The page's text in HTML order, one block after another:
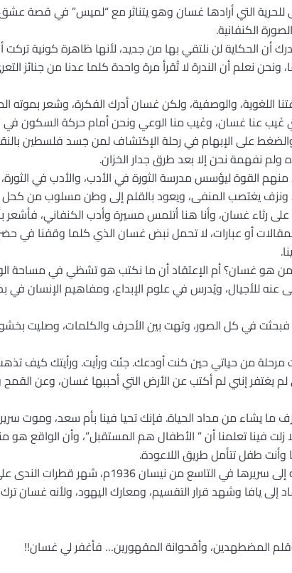
للحرية التي أرادها غسان وهو يتناثر مع “لميس” في قصة
الكنفانية.
أن الحكاية لن نلتقي بها من جديد، لأنها ظاهرة كونية
ونحن نعلم أن الندرة لا تُقرأ مرة واحدة كلما عدنا من جنائز
اللغوية، والوصفية، ولكن غسان أدرك الفكرة، وشعر بموته
غَيب عنا غسان، وغَيب منا الوعي ونحن أمام حركة السكون
والضغط على الإبهام في رحلة الإكتشاف لمن جَسد فلسطين
نفهمة نحن إلا بعد طرق جدار الخزان.
القوة ليؤسس مدرسة الثورة في الأدب، والأدب في
يغتصب المنفى، ويعود بالقلم إلى وطن مسلوب من كحل
رثاء غسان، وأنا هنا أتلمس مسيرة وأدب الكنفاني، فأشعر
أو عبارات، لا تحمل نبض غسان الذي كلما وقفنا في
هو غسان؟ أم الإعتقاد أن ما نكتب هو تشظي في مساحة
للأجيال، ويُدرس في علوم الإبداع، ومفاهيم الإنسان في
في كل الصور، وتهت بين الأحرف والكلمات، وصليت
مرحلة من حياتي حين كنت أودعك. جئت ورأيت. ورأيتك كيف
يغتفر إنني لم أكتب عن الأرض التي أحببها غسان، وعن القمح
فينا تعلمنا أن ” الأطفال هم المستقبل”، وأن الواقع هو
وأنت طفل تتأمل طريق اللاعودة.
إن السواد أعظم عندما لا نعلم أن إبن عكا الذي ولد قبل أن تصل أمه إلى سريرها في التاسع من
إلى يافا وشهد قرار التقسيم، ومعارك اليهود، ولأنه غسان
المضطهدين، وأقحوانة المقهورين… فأغفر لي غسان!!